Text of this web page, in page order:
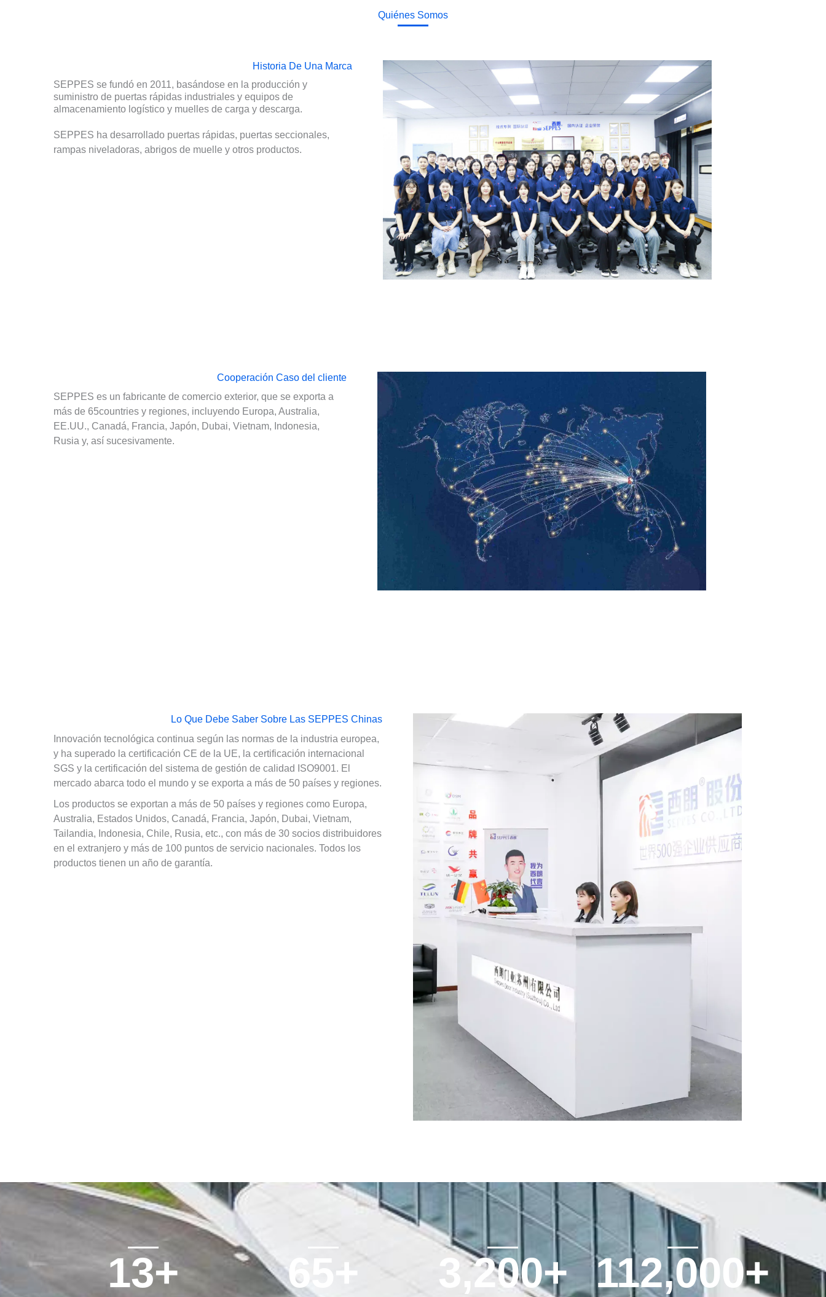
Quiénes Somos
Historia De Una Marca
SEPPES se fundó en 2011, basándose en la producción y
suministro de puertas rápidas industriales y equipos de
almacenamiento logístico y muelles de carga y descarga.
SEPPES ha desarrollado puertas rápidas, puertas seccionales,
rampas niveladoras, abrigos de muelle y otros productos.
Cooperación Caso del cliente
SEPPES es un fabricante de comercio exterior, que se exporta a
más de 65countries y regiones, incluyendo Europa, Australia,
EE.UU., Canadá, Francia, Japón, Dubai, Vietnam, Indonesia,
Rusia y, así sucesivamente.
Lo Que Debe Saber Sobre Las SEPPES Chinas
Innovación tecnológica continua según las normas de la industria europea,
y ha superado la certificación CE de la UE, la certificación internacional
SGS y la certificación del sistema de gestión de calidad ISO9001. El
mercado abarca todo el mundo y se exporta a más de 50 países y regiones.
Los productos se exportan a más de 50 países y regiones como Europa,
Australia, Estados Unidos, Canadá, Francia, Japón, Dubai, Vietnam,
Tailandia, Indonesia, Chile, Rusia, etc., con más de 30 socios distribuidores
en el extranjero y más de 100 puntos de servicio nacionales. Todos los
productos tienen un año de garantía.
13+ 65 + 3,200+ 112,000+